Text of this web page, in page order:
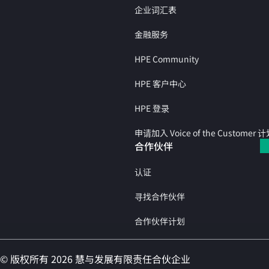
企业词汇表
金融服务
HPE Community
HPE 客户中心
HPE 登录
申请加入 Voice of the Customer 计
合作伙伴
认证
寻找合作伙伴
合作伙伴计划
© 版权所有 2026 慧与发展有限责任合伙企业